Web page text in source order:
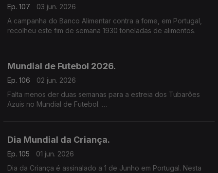
Ep. 107
03 jun. 2026
A campanha do Banco Alimentar contra a fome, em Portugal,
recolheu este fim de semana 1930 toneladas de alimentos.
Mundial de Futebol 2026.
Ep. 106
02 jun. 2026
Falta menos der duas semanas para a estreia dos Tubarões
Azuis no Mundial de Futebol.
Dia Mundial da Criança.
Ep. 105
01 jun. 2026
Dia da Criança é assinalado a 1 de Junho em Portugal. Nesta